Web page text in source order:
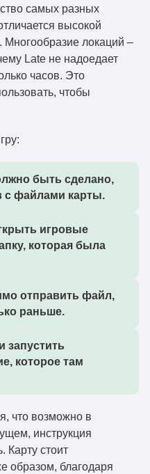
самых разных
высокой
Многообразие локаций –
Late не надоедает
часов. Это
чтобы
быть сделано,
с файлами карты.
игровые
которая была
отправить файл,
раньше.
запустить
которое там
что возможно в
инструкция
Карту стоит
образом, благодаря